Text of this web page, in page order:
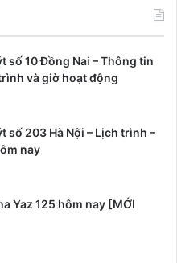
số 10 Đồng Nai – Thông tin
và giờ hoạt động
số 203 Hà Nội – Lịch trình –
nay
Yaz 125 hôm nay [MỚI